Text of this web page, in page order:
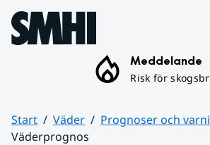
Hoppa till sidans innehåll
Meddelande
Risk för
Start Väder
Prognoser och
Väderprognos